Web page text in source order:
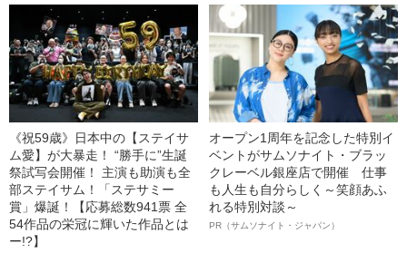
《祝59歳》日本中の【ステイサ
ム愛】が大暴走！ “勝手に”生誕
祭試写会開催！ 主演も助演も全
部ステイサム！「ステサミー
賞」爆誕！【応募総数941票 全
54作品の栄冠に輝いた作品とは
ー!?】
オープン1周年を記念した特別イ
ベントがサムソナイト・ブラッ
クレーベル銀座店で開催 仕事
も人生も自分らしく～笑顔あふ
れる特別対談～
PR（サムソナイト・ジャパン）